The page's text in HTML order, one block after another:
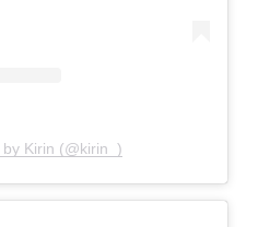
Kirin (@kirin_)